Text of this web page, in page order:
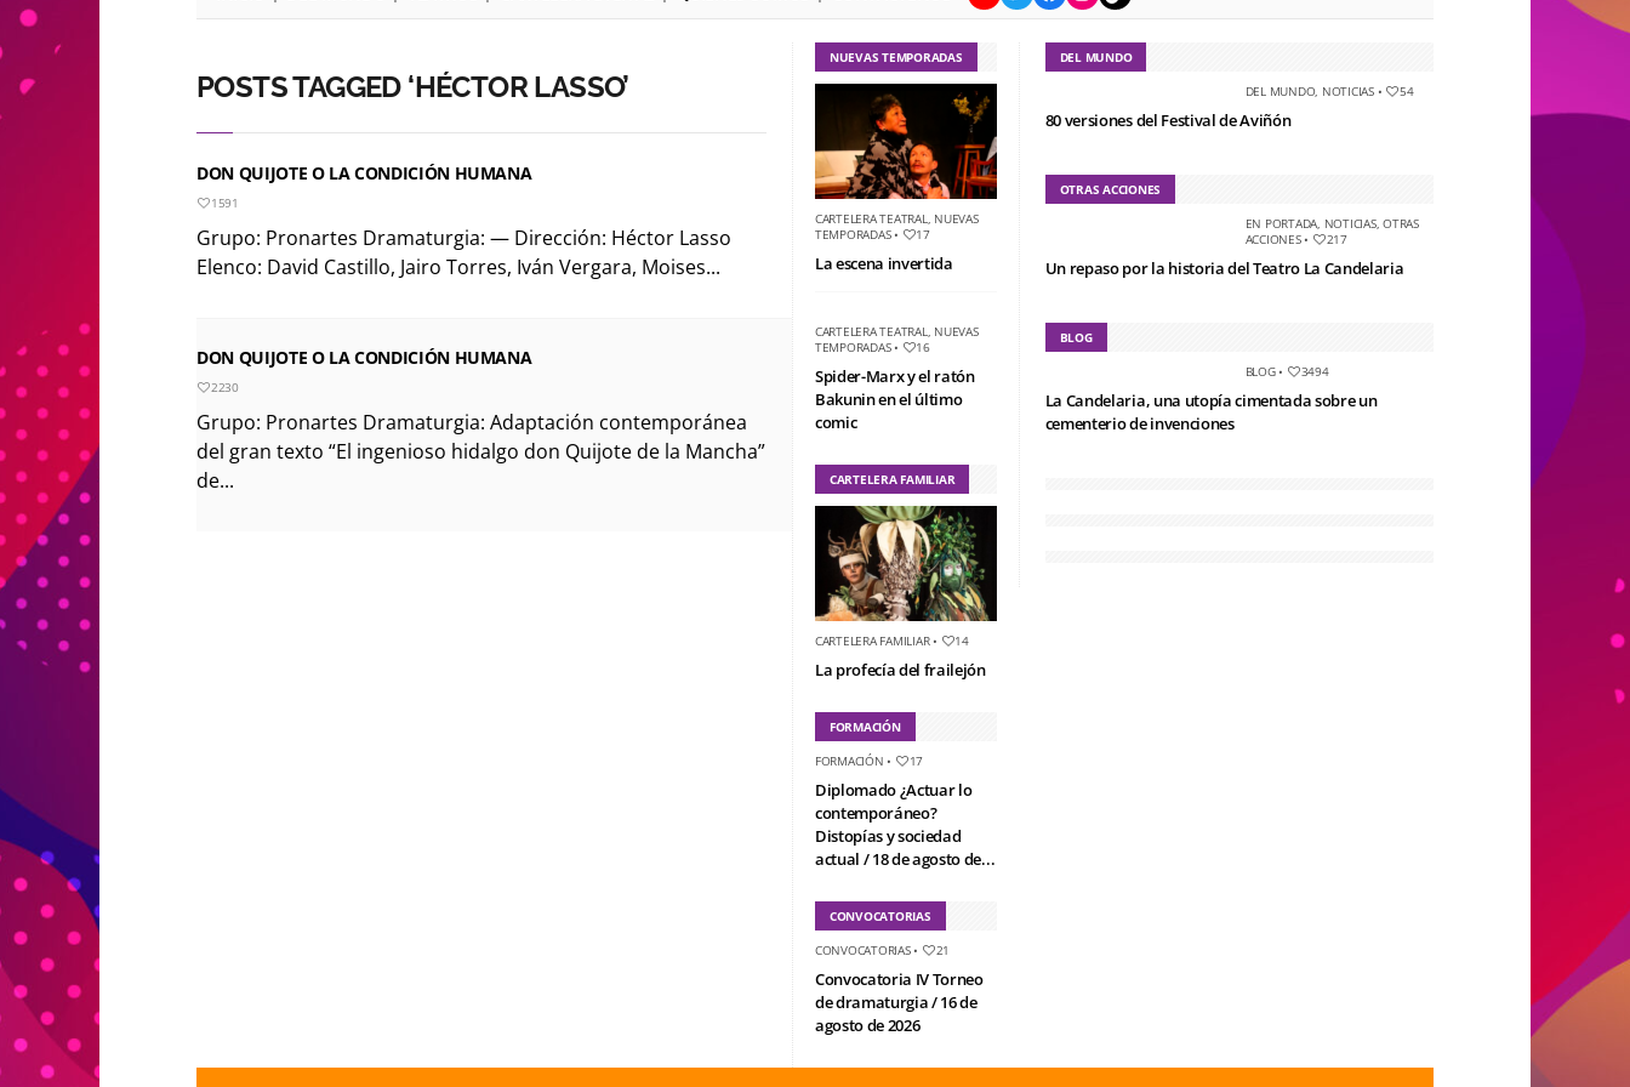
POSTS TAGGED ‘HÉCTOR LASSO’
DON QUIJOTE O LA CONDICIÓN HUMANA
1591
Grupo: Pronartes Dramaturgia: — Dirección: Héctor Lasso
Elenco: David Castillo, Jairo Torres, Iván Vergara, Moises...
DON QUIJOTE O LA CONDICIÓN HUMANA
2230
Grupo: Pronartes Dramaturgia: Adaptación contemporánea
del gran texto “El ingenioso hidalgo don Quijote de la Mancha”
de...
NUEVAS TEMPORADAS
CARTELERA TEATRAL, NUEVAS
TEMPORADAS• 17
La escena invertida
CARTELERA TEATRAL, NUEVAS
TEMPORADAS• 16
Spider-Marx y el ratón
Bakunin en el último
comic
CARTELERA FAMILIAR
CARTELERA FAMILIAR• 14
La profecía del frailejón
FORMACIÓN
FORMACIÓN • 17
Diplomado ¿Actuar lo
contemporáneo?
Distopías y sociedad
actual / 18 de agosto de...
CONVOCATORIAS
CONVOCATORIAS• 21
Convocatoria IV Torneo
de dramaturgia / 16 de
agosto de 2026
DEL MUNDO
DEL MUNDO, NOTICIAS• 54
80 versiones del Festival de Aviñón
OTRAS ACCIONES
EN PORTADA, NOTICIAS,OTRAS
ACCIONES• 217
Un repaso por la historia del Teatro La Candelaria
BLOG
BLOG• 3494
La Candelaria, una utopía cimentada sobre un
cementerio de invenciones